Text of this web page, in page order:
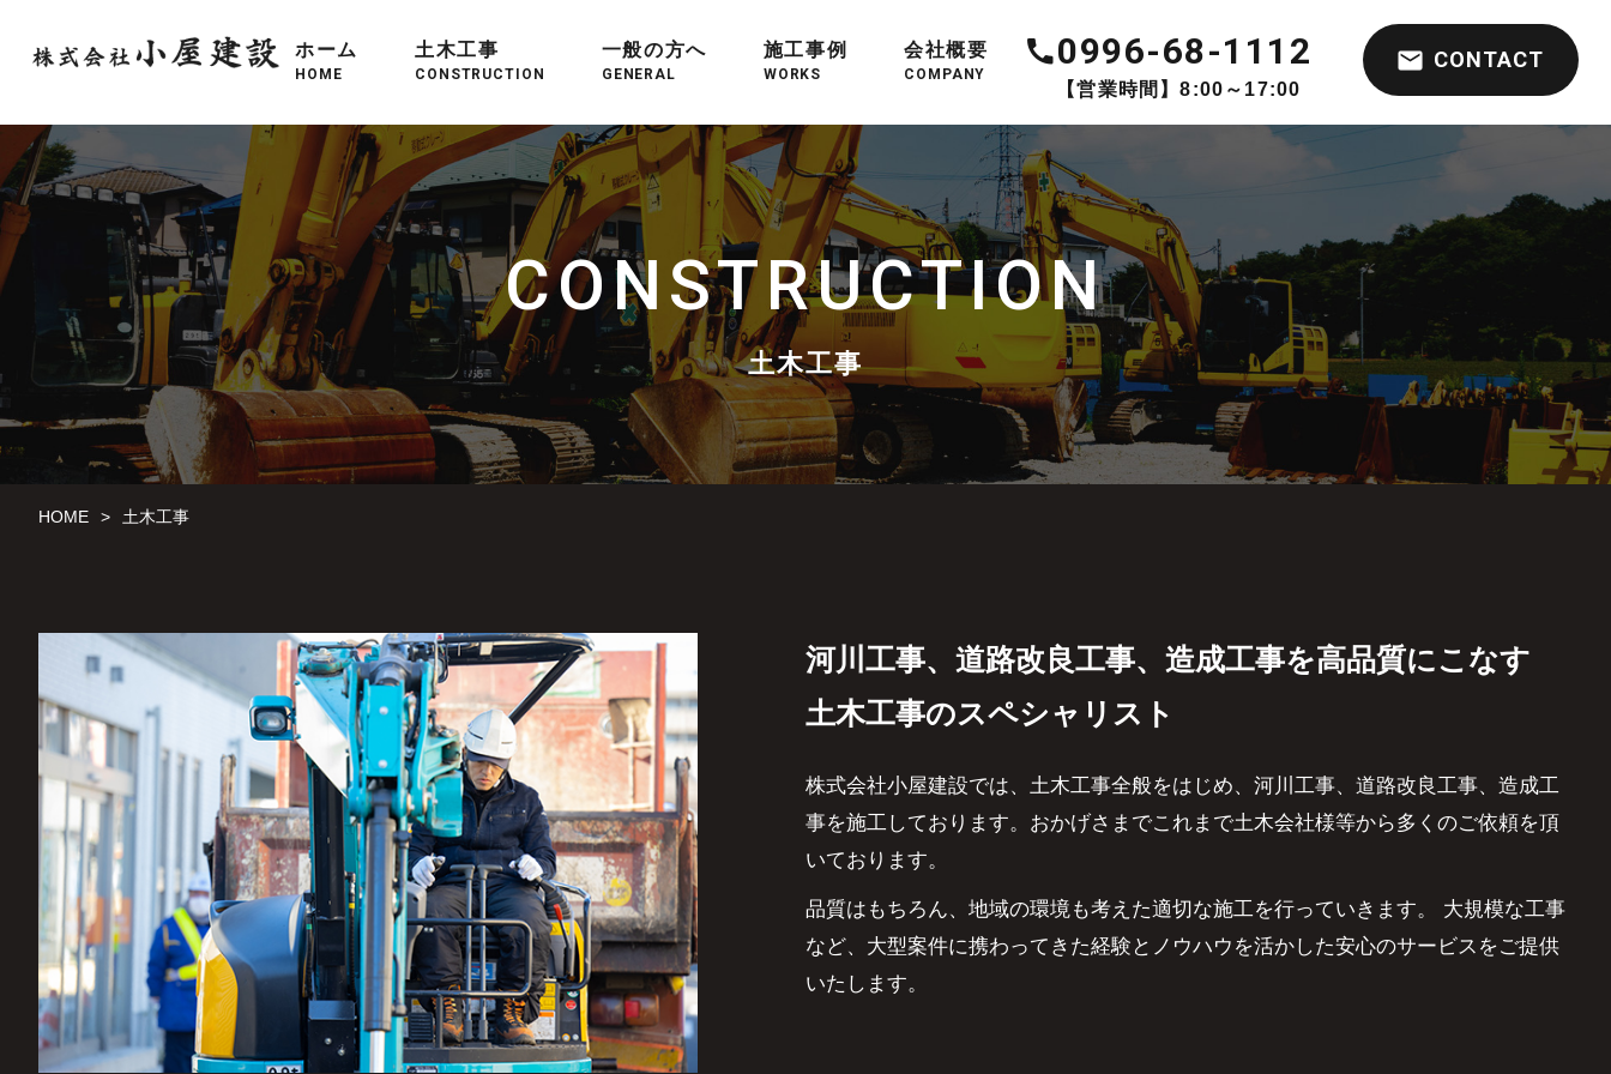
ホーム
HOME
土木工事
CONSTRUCTION
一般の方へ
GENERAL
施工事例
WORKS
会社概要
COMPANY
0996-68-1112
【営業時間】8:00～17:00
CONTACT
CONSTRUCTION
土木工事
HOME 土木工事
河川工事、道路改良工事、造成工事を高品質にこなす
土木工事のスペシャリスト
株式会社小屋建設では、土木工事全般をはじめ、河川工事、道路改良工事、造成工
事を施工しております。おかげさまでこれまで土木会社様等から多くのご依頼を頂
いております。
品質はもちろん、地域の環境も考えた適切な施工を行っていきます。 大規模な工事
など、大型案件に携わってきた経験とノウハウを活かした安心のサービスをご提供
いたします。